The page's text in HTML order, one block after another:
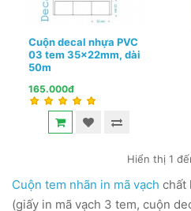
Cuộn decal nhựa PVC
03 tem 35x22mm, dài
50m
165.000đ
Hiển thị 1
Cuộn tem nhãn in mã vạch chất
(giấy in mã vạch 3 tem, cuộn